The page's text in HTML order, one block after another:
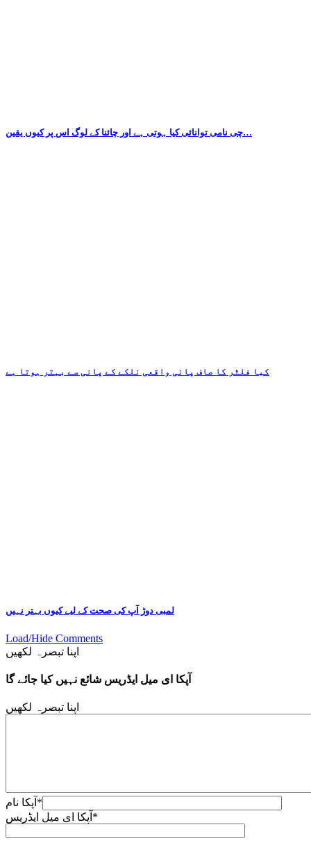
چی نامی توانائی کیا ہوتی ہے اور چائنا کے لوگ اس پر کیوں یقین…
کیا فلٹر کا صاف پانی واقعی نلکے کے پانی سے بہتر ہوتا ہے
لمبی دوڑ آپ کی صحت کے لیے کیوں بہتر نہیں
Load/Hide Comments
اپنا تبصرہ لکھیں
آپکا ای میل ایڈریس شائع نہیں کیا جائے گا
اپنا تبصرہ لکھیں
آپکا نام *
آپکا ای میل ایڈریس *